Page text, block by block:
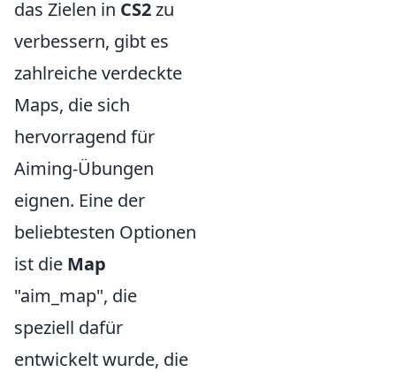
das Zielen in CS2zu
verbessern, gibt es
zahlreiche verdeckte
Maps, die sich
hervorragend für
Aiming-Übungen
eignen. Eine der
beliebtesten Optionen
ist die Map
"aim_map", die
speziell dafür
entwickelt wurde, die